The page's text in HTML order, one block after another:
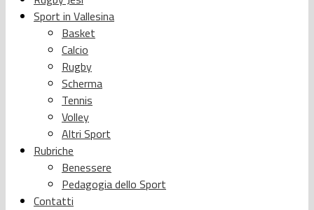
Sport in Vallesina
Basket
Calcio
Rugby
Scherma
Tennis
Volley
Altri Sport
Rubriche
Benessere
Pedagogia dello Sport
Contatti